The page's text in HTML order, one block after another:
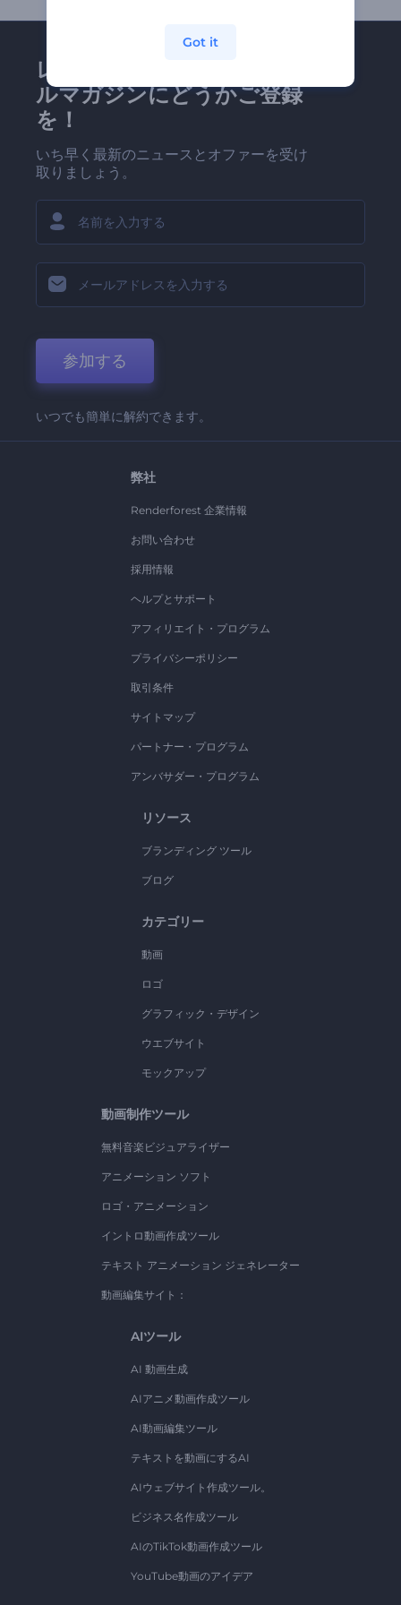
レンダーフォレストのメー
ルマガジンにどうかご登録
を！
いち早く最新のニュースとオファーを受け
取りましょう。
参加する
いつでも簡単に解約できます。
弊社
Renderforest 企業情報
お問い合わせ
採用情報
ヘルプとサポート
アフィリエイト・プログラム
プライバシーポリシー
取引条件
サイトマップ
パートナー・プログラム
アンバサダー・プログラム
リソース
ブランディング ツール
ブログ
カテゴリー
動画
ロゴ
グラフィック・デザイン
ウエブサイト
モックアップ
動画制作ツール
無料音楽ビジュアライザー
アニメーション ソフト
ロゴ・アニメーション
イントロ動画作成ツール
テキスト アニメーション ジェネレーター
動画編集サイト：
AIツール
AI 動画生成
AIアニメ動画作成ツール
AI動画編集ツール
テキストを動画にするAI
AIウェブサイト作成ツール。
ビジネス名作成ツール
AIのTikTok動画作成ツール
YouTube動画のアイデア
Got it